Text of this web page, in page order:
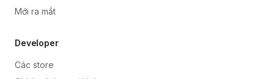
Mới ra mắt
Developer
Các store